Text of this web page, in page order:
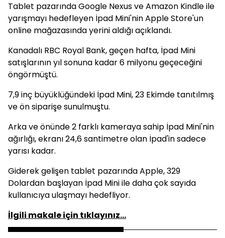
Tablet pazarında Google Nexus ve Amazon Kindle ile
yarışmayı hedefleyen İpad Mini'nin Apple Store'un
online mağazasında yerini aldığı açıklandı.
Kanadalı RBC Royal Bank, geçen hafta, İpad Mini
satışlarının yıl sonuna kadar 6 milyonu geçeceğini
öngörmüştü.
7,9 inç büyüklüğündeki İpad Mini, 23 Ekimde tanıtılmış
ve ön siparişe sunulmuştu.
Arka ve önünde 2 farklı kameraya sahip İpad Mini'nin
ağırlığı, ekranı 24,6 santimetre olan İpad'in sadece
yarısı kadar.
Giderek gelişen tablet pazarında Apple, 329
Dolardan başlayan İpad Mini ile daha çok sayıda
kullanıcıya ulaşmayı hedefliyor.
İlgili makale için tıklayınız...